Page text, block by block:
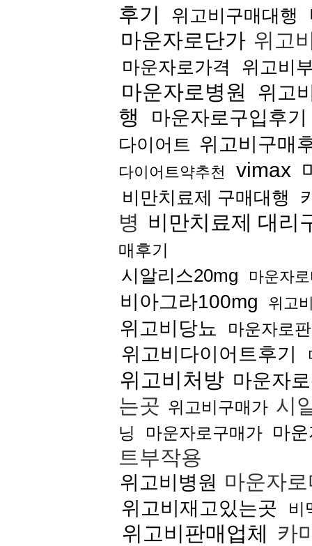
후기
위고비구매대행
마운자로단가 위고
마운자로가격 위고비
마운자로병원 위고
행 마운자로구입후기
다이어트 위고비구매
다이어트약추천 vimax
비만치료제 구매대행
병 비만치료제 대리
매후기
시알리스20mg 마운자
비아그라100mg 위고
위고비당뇨 마운자로
위고비다이어트후기
위고비처방 마운자
는곳 위고비구매가 시
닝 마운자로구매가 마
트부작용
위고비병원 마운자
위고비재고있는곳 비
위고비판매업체 카